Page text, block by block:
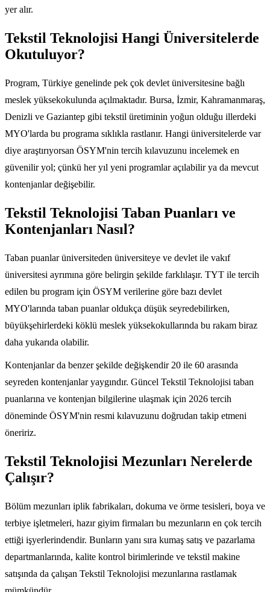
yer alır.
Tekstil Teknolojisi Hangi Üniversitelerde
Okutuluyor?
Program, Türkiye genelinde pek çok devlet üniversitesine bağlı
meslek yüksekokulunda açılmaktadır. Bursa, İzmir, Kahramanmaraş,
Denizli ve Gaziantep gibi tekstil üretiminin yoğun olduğu illerdeki
MYO'larda bu programa sıklıkla rastlanır. Hangi üniversitelerde var
diye araştırıyorsan ÖSYM'nin tercih kılavuzunu incelemek en
güvenilir yol; çünkü her yıl yeni programlar açılabilir ya da mevcut
kontenjanlar değişebilir.
Tekstil Teknolojisi Taban Puanları ve
Kontenjanları Nasıl?
Taban puanlar üniversiteden üniversiteye ve devlet ile vakıf
üniversitesi ayrımına göre belirgin şekilde farklılaşır. TYT ile tercih
edilen bu program için ÖSYM verilerine göre bazı devlet
MYO'larında taban puanlar oldukça düşük seyredebilirken,
büyükşehirlerdeki köklü meslek yüksekokullarında bu rakam biraz
daha yukarıda olabilir.
Kontenjanlar da benzer şekilde değişkendir 20 ile 60 arasında
seyreden kontenjanlar yaygındır. Güncel Tekstil Teknolojisi taban
puanlarına ve kontenjan bilgilerine ulaşmak için 2026 tercih
döneminde ÖSYM'nin resmi kılavuzunu doğrudan takip etmeni
öneririz.
Tekstil Teknolojisi Mezunları Nerelerde
Çalışır?
Bölüm mezunları iplik fabrikaları, dokuma ve örme tesisleri, boya ve
terbiye işletmeleri, hazır giyim firmaları bu mezunların en çok tercih
ettiği işyerlerindendir. Bunların yanı sıra kumaş satış ve pazarlama
departmanlarında, kalite kontrol birimlerinde ve tekstil makine
satışında da çalışan Tekstil Teknolojisi mezunlarına rastlamak